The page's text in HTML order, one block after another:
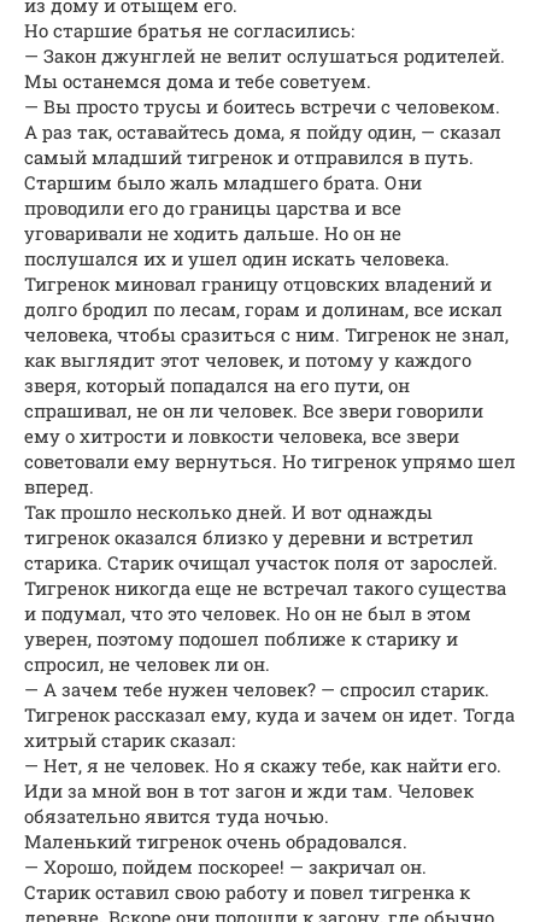
из дому и отыщем его.
Но старшие братья не согласились:
— Закон джунглей не велит ослушаться родителей.
Мы останемся дома и тебе советуем.
— Вы просто трусы и боитесь встречи с человеком.
А раз так, оставайтесь дома, я пойду один, — сказал
самый младший тигренок и отправился в путь.
Старшим было жаль младшего брата. Они
проводили его до границы царства и все
уговаривали не ходить дальше. Но он не
послушался их и ушел один искать человека.
Тигренок миновал границу отцовских владений и
долго бродил по лесам, горам и долинам, все искал
человека, чтобы сразиться с ним. Тигренок не знал,
как выглядит этот человек, и потому у каждого
зверя, который попадался на его пути, он
спрашивал, не он ли человек. Все звери говорили
ему о хитрости и ловкости человека, все звери
советовали ему вернуться. Но тигренок упрямо шел
вперед.
Так прошло несколько дней. И вот однажды
тигренок оказался близко у деревни и встретил
старика. Старик очищал участок поля от зарослей.
Тигренок никогда еще не встречал такого существа
и подумал, что это человек. Но он не был в этом
уверен, поэтому подошел поближе к старику и
спросил, не человек ли он.
— А зачем тебе нужен человек? — спросил старик.
Тигренок рассказал ему, куда и зачем он идет. Тогда
хитрый старик сказал:
— Нет, я не человек. Но я скажу тебе, как найти его.
Иди за мной вон в тот загон и жди там. Человек
обязательно явится туда ночью.
Маленький тигренок очень обрадовался.
— Хорошо, пойдем поскорее! — закричал он.
Старик оставил свою работу и повел тигренка к